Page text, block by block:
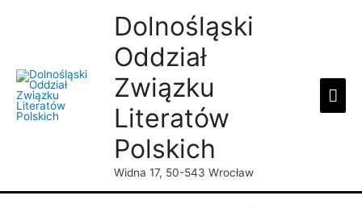
Dolnośląski
Oddział
Związku
Literatów
Polskich
Widna 17, 50-543 Wrocław